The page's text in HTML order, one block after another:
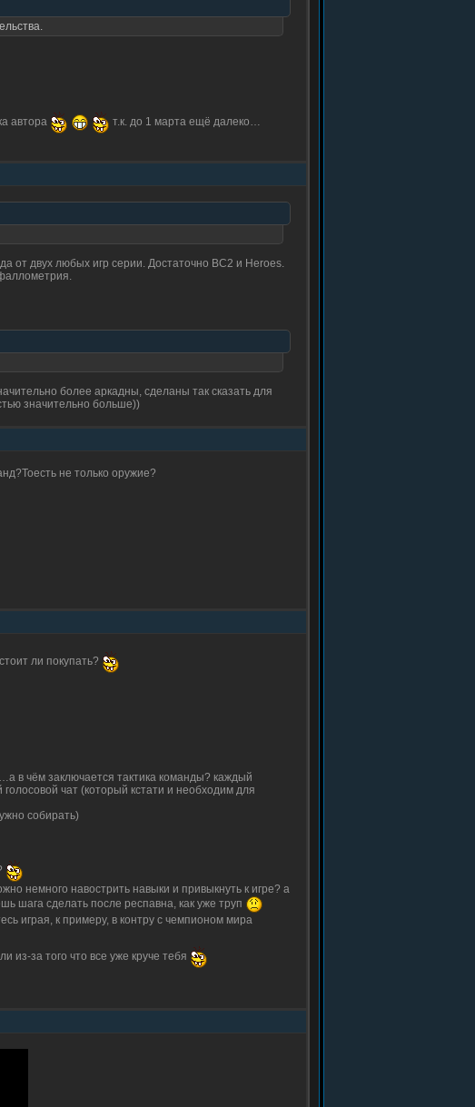
автора
т.к. до 1 марта ещё далеко…
от двух любых игр серии. Достаточно BC2 и Heroes.
более аркадны, сделаны так сказать для
значительно больше))
не только оружие?
ли покупать?
в чём заключается тактика команды? каждый
чат (который кстати и необходим для
собирать)
немного навострить навыки и привыкнуть к игре? а
шага сделать после респавна, как уже труп
играя, к примеру, в контру с чемпионом мира
из-за того что все уже круче тебя